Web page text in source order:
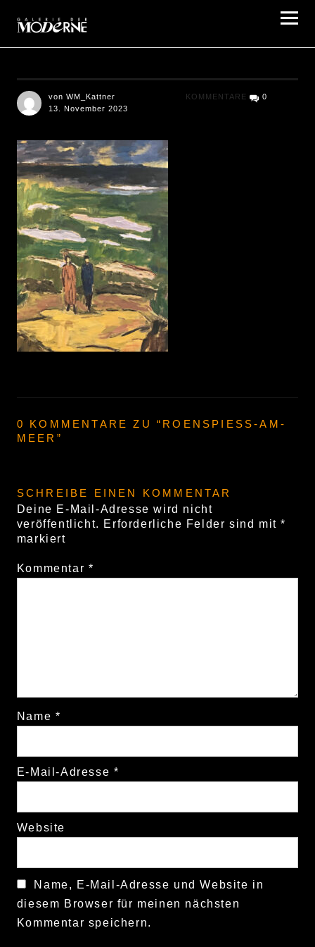
von WM_Kattner
13. November 2023
KOMMENTARE 0
0 KOMMENTARE ZU “ ROENSPIESS-AM-
MEER ”
SCHREIBE EINEN KOMMENTAR
Deine E-Mail-Adresse wird nicht
veröffentlicht. Erforderliche Felder sind mit*
markiert
Kommentar *
Name *
E-Mail-Adresse *
Website
Name, E-Mail-Adresse und Website in
diesem Browser für meinen nächsten
Kommentar speichern.